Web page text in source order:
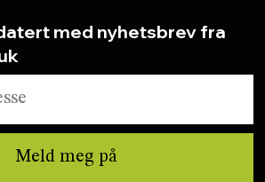
med nyhetsbrev fra